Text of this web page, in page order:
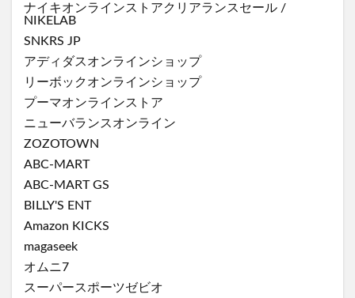
ナイキオンラインストアクリアランスセール /
NIKELAB
SNKRS JP
アディダスオンラインショップ
リーボックオンラインショップ
プーマオンラインストア
ニューバランスオンライン
ZOZOTOWN
ABC-MART
ABC-MART GS
BILLY'S ENT
Amazon KICKS
magaseek
オムニ7
スーパースポーツゼビオ